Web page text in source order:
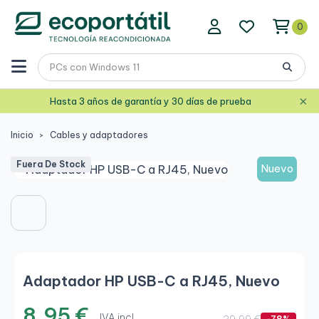
0
Hasta 3 años de garantía y 30 días de prueba ×
Inicio Cables y adaptadores
Nuevo
Fuera De Stock
Adaptador HP USB-C a RJ45, Nuevo